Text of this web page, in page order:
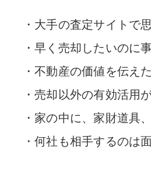
・大手の査定サイトで
・早く売却したいのに
・不動産の価値を伝え
・売却以外の有効活用
・家の中に、家財道具
・何社も相手するのは